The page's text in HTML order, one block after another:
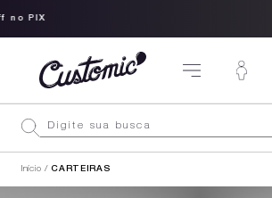
Início CARTEIRAS